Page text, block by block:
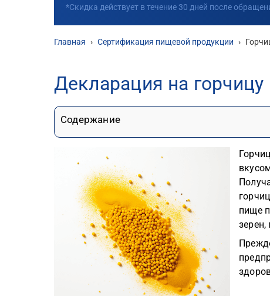
*Скидка действует в течение 30 дней после
Главная › Сертификация пищевой продукции ›
Декларация на горчицу
Содержание
пище
зерен,